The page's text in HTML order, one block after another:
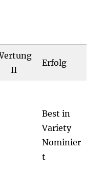
II
Erfolg
Best in
Variety
Nominier
t